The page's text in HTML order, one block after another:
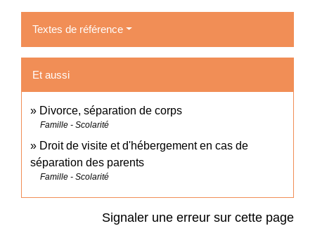
Textes de référence
Et aussi
Divorce, séparation de corps
Famille - Scolarité
Droit de visite et d'hébergement en cas de
séparation des parents
Famille - Scolarité
Signaler une erreur sur cette page